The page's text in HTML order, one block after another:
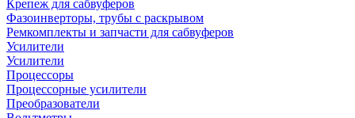
Крепеж для сабвуферов
Фазоинверторы, трубы с раскрывом
Ремкомплекты и запчасти для сабвуферов
Усилители
Усилители
Процессоры
Процессорные усилители
Преобразователи